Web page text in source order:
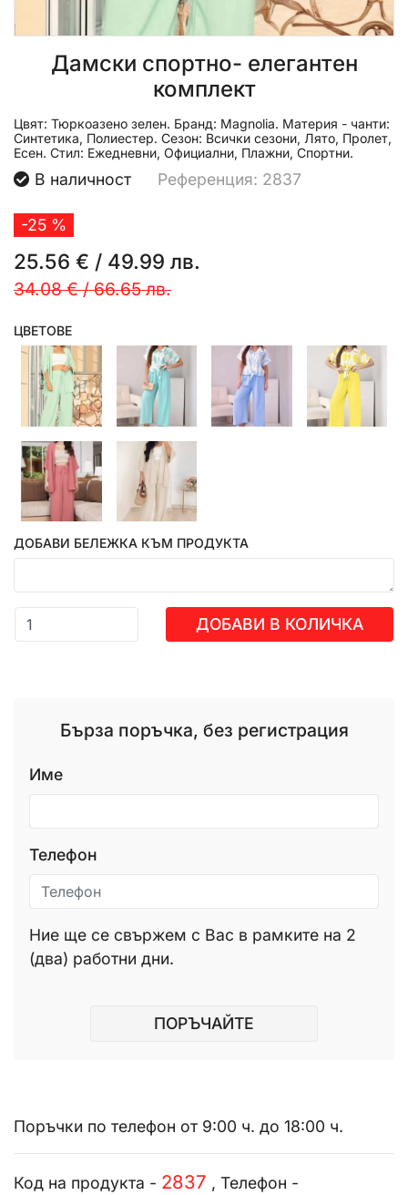
Дамски спортно- елегантен
комплект
Цвят: Тюркоазено зелен. Бранд: Magnolia. Материя - чанти:
Синтетика, Полиестер. Сезон: Всички сезони, Лято, Пролет,
Есен. Стил: Ежедневни, Официални, Плажни, Спортни.
В наличност Референция: 2837
-25 %
25.56 € / 49.99 лв.
34.08 €/66.65 лв.
ЦВЕТОВЕ
ДОБАВИ БЕЛЕЖКА КЪМ ПРОДУКТА
ДОБАВИ В КОЛИЧКА
Бърза поръчка, без регистрация
Име
Телефон
Ние ще се свържем с Вас в рамките на 2
(два) работни дни.
ПОРЪЧАЙТЕ
Поръчки по телефон от 9:00 ч. до 18:00 ч.
Код на продукта - 2837 , Телефон -